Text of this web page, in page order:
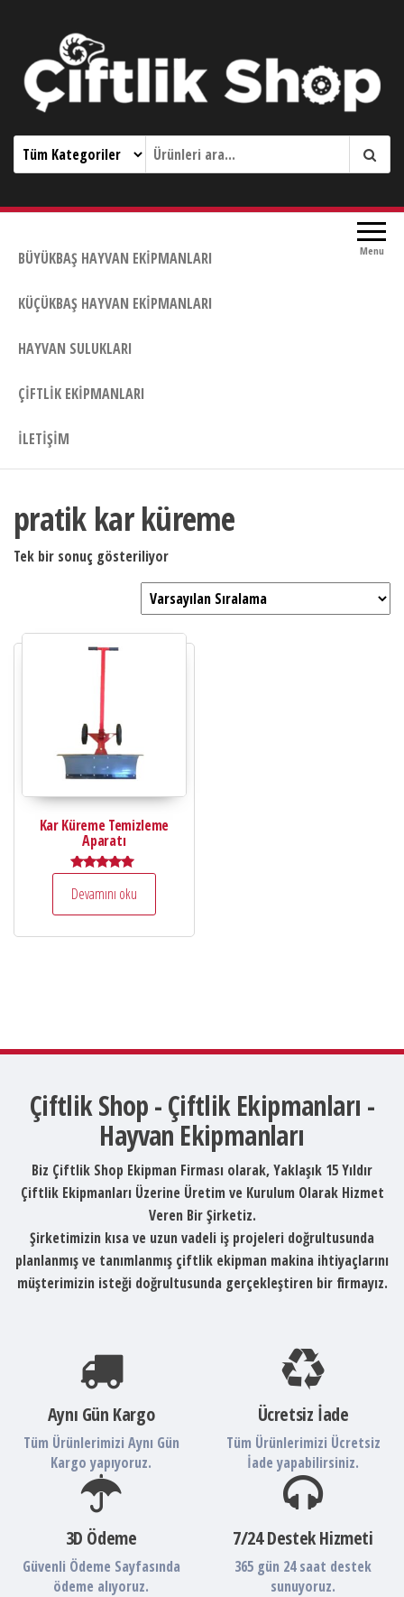
Çiftlik Shop 0533 644 3989
Menu
BÜYÜKBAŞ HAYVAN EKIPMANLARI
KÜÇÜKBAŞ HAYVAN EKIPMANLARI
HAYVAN SULUKLARI
ÇIFTLIK EKIPMANLARI
İLETIŞIM
pratik kar küreme
Tek bir sonuç gösteriliyor
Kar Küreme Temizleme
Aparatı
5.00
oy aldı
Devamını oku
Çiftlik Shop - Çiftlik Ekipmanları -
Hayvan Ekipmanları
Biz Çiftlik Shop Ekipman Firması olarak, Yaklaşık 15 Yıldır
Çiftlik Ekipmanları Üzerine Üretim ve Kurulum Olarak Hizmet
Veren Bir Şirketiz.
Şirketimizin kısa ve uzun vadeli iş projeleri doğrultusunda
planlanmış ve tanımlanmış çiftlik ekipman makina ihtiyaçlarını
müşterimizin isteği doğrultusunda gerçekleştiren bir firmayız.
Aynı Gün Kargo
Tüm Ürünlerimizi Aynı Gün
Kargo yapıyoruz.
Ücretsiz İade
Tüm Ürünlerimizi Ücretsiz
İade yapabilirsiniz.
3D Ödeme
Güvenli Ödeme Sayfasında
ödeme alıyoruz.
7/24 Destek Hizmeti
365 gün 24 saat destek
sunuyoruz.